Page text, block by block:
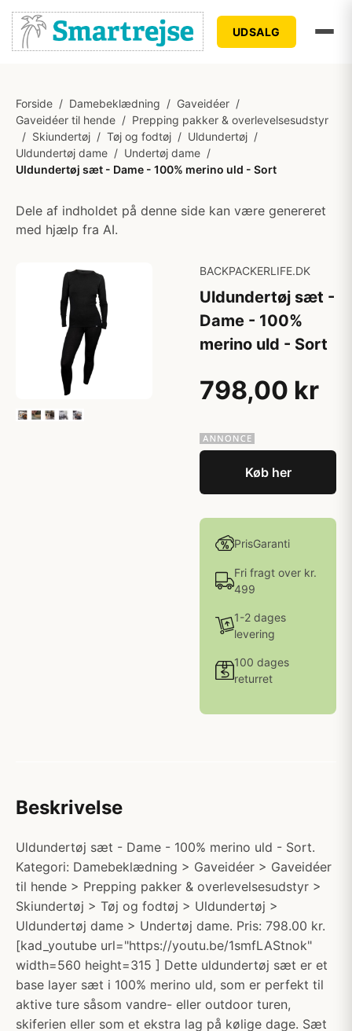
UDSALG
Forside / Damebeklædning / Gaveidéer /
Gaveidéer til hende / Prepping pakker & overlevelsesudstyr
/ Skiundertøj / Tøj og fodtøj / Uldundertøj /
Uldundertøj dame / Undertøj dame /
Uldundertøj sæt - Dame - 100% merino uld - Sort
Dele af indholdet på denne side kan være genereret
med hjælp fra AI.
BACKPACKERLIFE.DK
Uldundertøj sæt -
Dame - 100%
merino uld - Sort
798,00 kr
Køb her
PrisGaranti
Fri fragt over kr.
499
1-2 dages
levering
100 dages
returret
Beskrivelse
Uldundertøj sæt - Dame - 100% merino uld - Sort.
Kategori: Damebeklædning > Gaveidéer > Gaveidéer
til hende > Prepping pakker & overlevelsesudstyr >
Skiundertøj > Tøj og fodtøj > Uldundertøj >
Uldundertøj dame > Undertøj dame. Pris: 798.00 kr.
[kad_youtube url="https://youtu.be/1smfLAStnok"
width=560 height=315 ] Dette uldundertøj sæt er et
base layer sæt i 100% merino uld, som er perfekt til
aktive ture såsom vandre- eller outdoor turen,
skiferien eller som et ekstra lag på kølige dage. Sæt